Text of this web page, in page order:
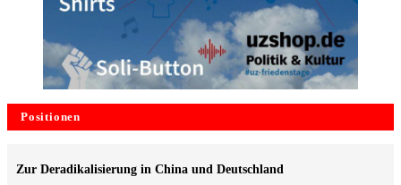
Positionen
Zur Deradikalisierung in China und Deutschland